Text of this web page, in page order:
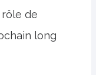
de
long